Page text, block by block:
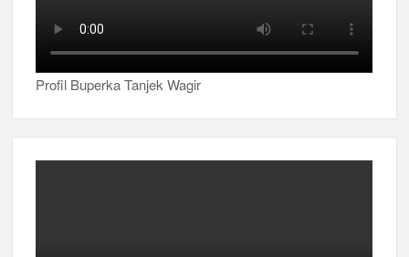
Profil Buperka Tanjek Wagir